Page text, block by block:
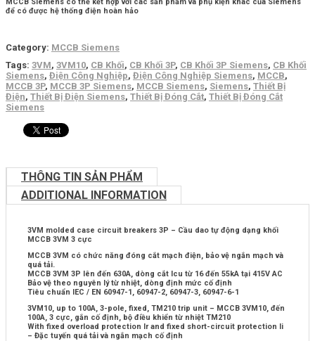
để có được hệ thống điện hoàn hảo
Category: MCCB Siemens
Tags: 3VM, 3VM10, CB Khối, CB Khối 3P, CB Khối 3P Siemens, CB Khối
Siemens, Điện Công Nghiệp, Điện Công Nghiệp Siemens, MCCB,
MCCB 3P, MCCB 3P Siemens, MCCB Siemens, Siemens, Thiết Bị
Điện, Thiết Bị Điện Siemens, Thiết Bị Đóng Cắt, Thiết Bị Đóng Cắt
Siemens
THÔNG TIN SẢN PHẨM
ADDITIONAL INFORMATION
3VM molded case circuit breakers 3P – Cầu dao tự động dạng khối
MCCB 3VM 3 cực
MCCB 3VM có chức năng đóng cắt mạch điện, bảo vệ ngắn mạch và
quá tải.
MCCB 3VM 3P lên đến 630A, dòng cắt Icu từ 16 đến 55kA tại 415V AC
Bảo vệ theo nguyên lý từ nhiệt, dòng định mức cố định
Tiêu chuẩn IEC / EN 60947-1, 60947-2, 60947-3, 60947-6-1
3VM10, up to 100A, 3-pole, fixed, TM210 trip unit – MCCB 3VM10, đến
100A, 3 cực, gắn cố định, bộ điều khiển từ nhiệt TM210
With fixed overload protection Ir and fixed short-circuit protection Ii
– Đặc tuyến quá tải và ngắn mạch cố định